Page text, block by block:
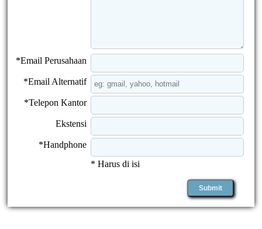
*Email Perusahaan
*Email Alternatif
*Telepon Kantor
Ekstensi
*Handphone
* Harus di isi